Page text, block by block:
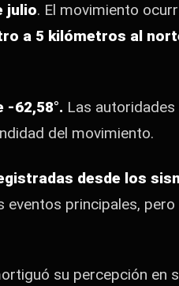
julio. El movimiento
a 5 kilómetros al
-62,58°. Las autoridades
del movimiento.
desde los
principales, pero
su percepción en